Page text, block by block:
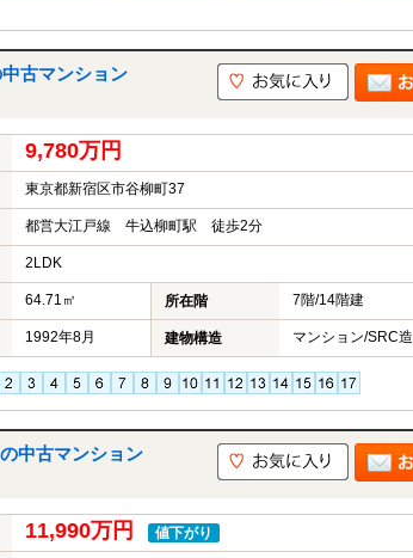
古マンション
9,780万円
東京都新宿区市谷柳町37
都営大江戸線 牛込柳町駅 徒歩2分
2LDK
64.71㎡ 所在階 7階/14階建
1992年8月 建物構造 マンション/SRC造
中古マンション
11,990万円 値下がり